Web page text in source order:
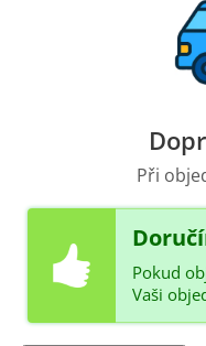
Při
Pokud
Vaši